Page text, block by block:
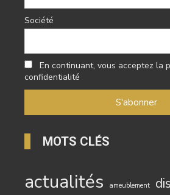
Société
En continuant, vous acceptez la
confidentialité
MOTS CLÉS
actualités ameublement